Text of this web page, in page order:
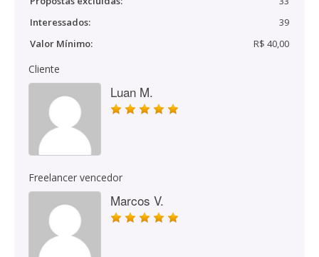
Interessados:
39
Valor Mínimo:
R$ 40,00
Cliente
Luan M.
Freelancer vencedor
Marcos V.